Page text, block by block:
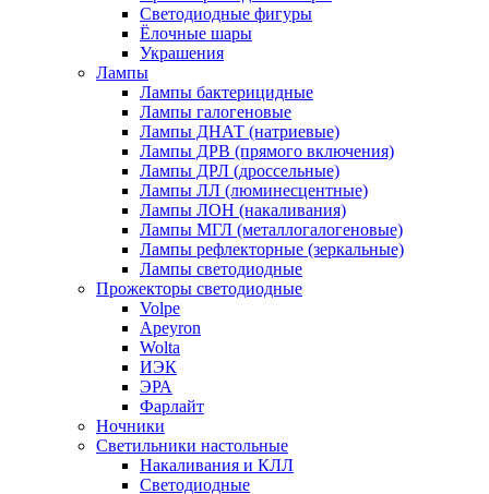
Светодиодные фигуры
Ёлочные шары
Украшения
Лампы
Лампы бактерицидные
Лампы галогеновые
Лампы ДНАТ (натриевые)
Лампы ДРВ (прямого включения)
Лампы ДРЛ (дроссельные)
Лампы ЛЛ (люминесцентные)
Лампы ЛОН (накаливания)
Лампы МГЛ (металлогалогеновые)
Лампы рефлекторные (зеркальные)
Лампы светодиодные
Прожекторы светодиодные
Volpe
Apeyron
Wolta
ИЭК
ЭРА
Фарлайт
Ночники
Светильники настольные
Накаливания и КЛЛ
Светодиодные